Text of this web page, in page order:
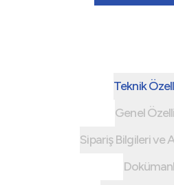
Teknik
Genel
Sipariş Bilgileri ve